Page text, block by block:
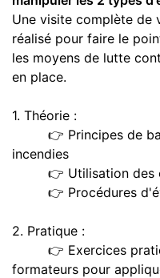
Une visite complète de
réalisé pour faire le
les moyens de lutte
en place.
1. Théorie :
👉 Principes de
incendies
👉 Utilisation des
👉 Procédures
2. Pratique :
👉 Exercices
formateurs pour